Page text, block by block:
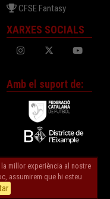
CFSE Fantasy
XARXES SOCIALS
Amb el suport de:
els drets reservats
millor experiència al nostre
assumirem que hi esteu